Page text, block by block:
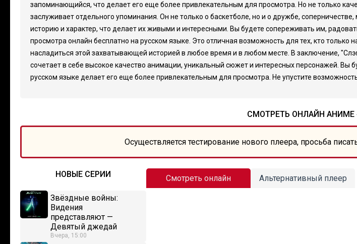
запоминающийся, что делает его еще более привлекательным для просмотра. Но не только
заслуживает отдельного упоминания. Он не только о баскетболе, но и о дружбе,
историю и характер, что делает их живыми и интересными. Вы будете сопереживать им,
просмотра онлайн бесплатно на русском языке. Это отличная возможность для тех, кто
насладиться этой захватывающей историей в любое время и в любом месте. В заключение,
сочетает в себе высокое качество анимации, уникальный сюжет и интересных персонажей.
русском языке делает его еще более привлекательным для просмотра. Не упустите
СМОТРЕТЬ ОНЛАЙН АНИМЕ
Осуществляется тестирование нового плеера, просьба
НОВЫЕ СЕРИИ
Звёздные войны:
Видения
представляют —
Девятый джедай
Вчера, 15:00
Смотреть онлайн Альтернативный плеер